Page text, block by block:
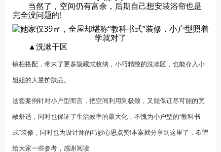
当然了，空间仍有富余，后期自己想安装浴帘也是
完全没问题的!
▲洗漱干区
镜柜搭配，带来了更多隐藏式收纳，小巧精致的洗漱区，也能存入小
姐姐的大量护肤品。
这套案例针对小户型而言，把空间利用到极致，又能保证尽可能的宽
敞舒适，同时也保证了生活效率的最大化，不愧为小户型的“教科书
式”装修，同时也为设计师的巧妙心思点赞!本案就分享到这里了，希望
给大家一些参考，感谢阅读!